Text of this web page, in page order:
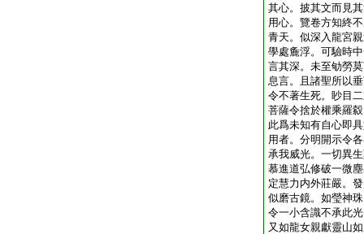
其心。披其文而見
用心。覽卷方知終
青天。似深入龍宮
學處麁浮。可驗時
言其深。未至劬勞
息言。且諸聖所以
令不著生死。眇目
菩薩令捨於權乘羅
此爲未知有自心即
用者。分明開示令
承我威光。一切異
慕進道弘修破一微
定慧力内外莊嚴。
似磨古鏡。如瑩神
令一小含識不承此
又如龍女親獻靈山